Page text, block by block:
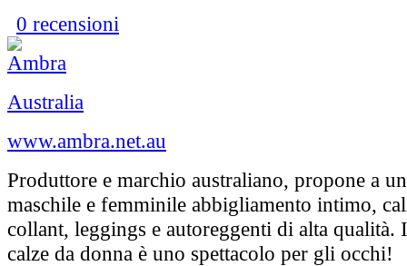
0 recensioni
Australia
www.ambra.net.au
Produttore e marchio australiano, propone a
maschile e femminile abbigliamento intimo,
collant, leggings e autoreggenti di alta qualità.
calze da donna è uno spettacolo per gli occhi!